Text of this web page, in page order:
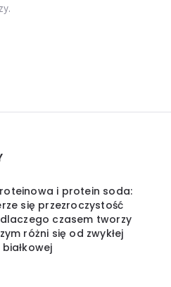
i protein soda:
się przezroczystość
czasem tworzy
różni się od zwykłej